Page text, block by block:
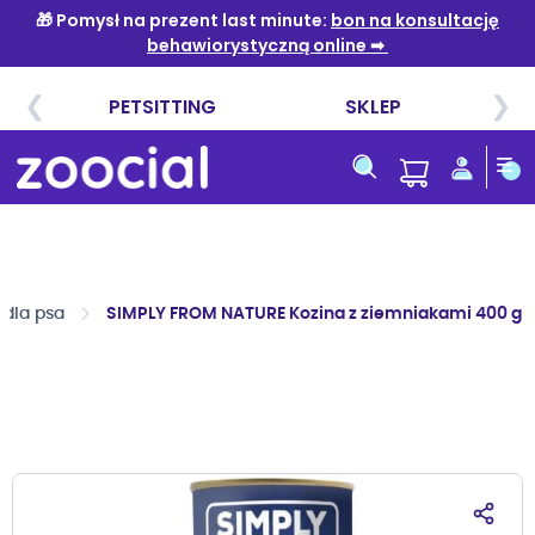
do
treści
psa SIMPLY FROM NATURE Kozina z ziemniakami 400 g
Przejdź